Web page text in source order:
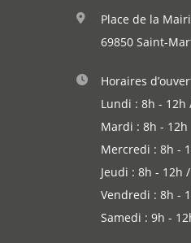
Place de la
69850 Saint-
Horaires
Lundi : 8h - 12h
Mardi : 8h - 12h
Mercredi : 8h -
Jeudi : 8h - 12h
Vendredi : 8h -
Samedi : 9h -